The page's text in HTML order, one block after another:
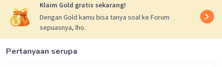
Klaim Gold gratis sekarang!
Dengan Gold kamu bisa tanya soal ke Forum
sepuasnya, lho.
Pertanyaan serupa